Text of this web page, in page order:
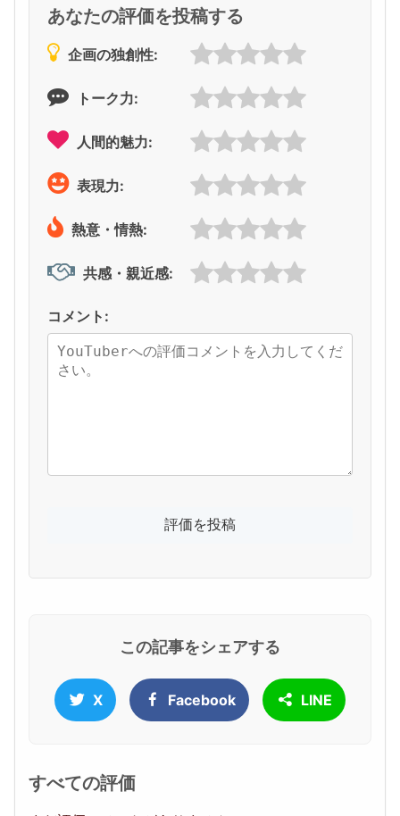
あなたの評価を投稿する
企画の独創性:
トーク力:
人間的魅力:
表現力:
熱意・情熱:
共感・親近感:
コメント:
この記事をシェアする
X Facebook LINE
すべての評価